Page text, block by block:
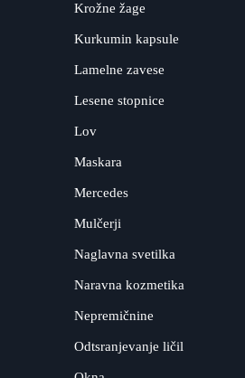
Krožne žage
Kurkumin kapsule
Lamelne zavese
Lesene stopnice
Lov
Maskara
Mercedes
Mulčerji
Naglavna svetilka
Naravna kozmetika
Nepremičnine
Odtsranjevanje ličil